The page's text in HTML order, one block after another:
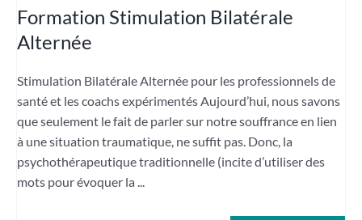
Formation Stimulation Bilatérale
Alternée
Stimulation Bilatérale Alternée pour les professionnels de
santé et les coachs expérimentés Aujourd’hui, nous savons
que seulement le fait de parler sur notre souffrance en lien
à une situation traumatique, ne suffit pas. Donc, la
psychothérapeutique traditionnelle (incite d’utiliser des
mots pour évoquer la ...